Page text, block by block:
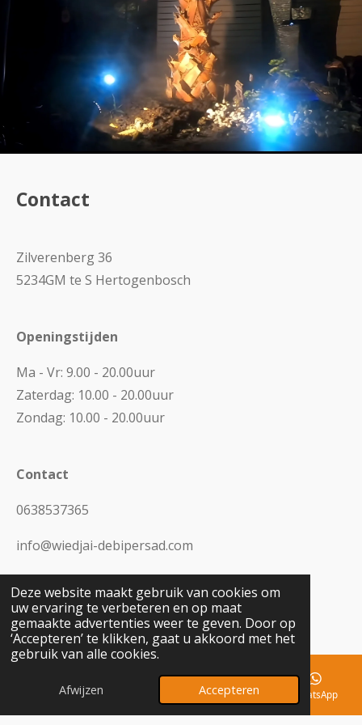
Deze website maakt gebruik van cookies om
uw ervaring te verbeteren en op maat
gemaakte advertenties weer te geven. Door op
‘Accepteren’ te klikken, gaat u akkoord met het
gebruik van alle cookies.
Afwijzen Accepteren
Contact
Zilverenberg 36
5234GM te S Hertogenbosch
Openingstijden
Ma - Vr: 9.00 - 20.00uur
Zaterdag: 10.00 - 20.00uur
Zondag: 10.00 - 20.00uur
Contact
0638537365
info@wiedjai-debipersad.com
Y
o
u
T
Deel Share Delen
E-mailadres Kaart WhatsApp